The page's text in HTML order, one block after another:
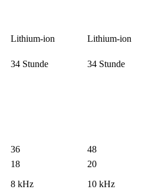
Lithium-ion
Lithium-ion
34 Stunde
34 Stunde
36
48
18
20
8 kHz
10 kHz